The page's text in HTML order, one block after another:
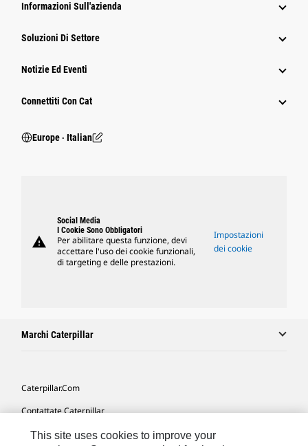
Informazioni Sull'azienda
Soluzioni Di Settore
Notizie Ed Eventi
Connettiti Con Cat
Europe ‧ Italian
warning
Social Media
I Cookie Sono Obbligatori
Per abilitare questa funzione, devi
accettare l'uso dei cookie funzionali,
di targeting e delle prestazioni.
Impostazioni
dei cookie
Marchi Caterpillar
Caterpillar.com
Contattate Caterpillar
Le Mie Preferenze Di Marketing
This site uses cookies to improve your